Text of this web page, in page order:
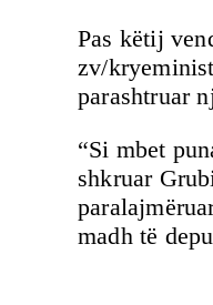
Pas këtij
zv/
parashtruar
“Si mbet
shkruar
madh të